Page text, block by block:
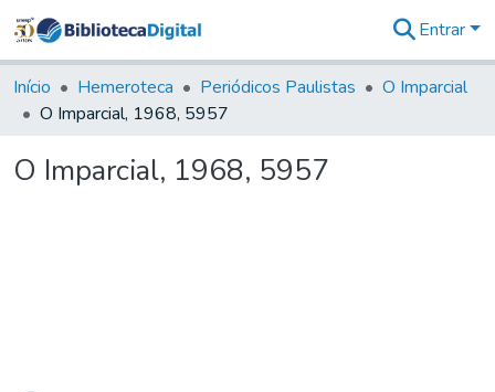
&
Coleções
Tudo na
Digital
Entrar
Início Hemeroteca Periódicos Paulistas
O Imparcial
O Imparcial, 1968, 5957
O Imparcial, 1968, 5957